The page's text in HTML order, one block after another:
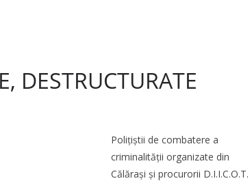
DESTRUCTURATE
Poliţiştii de combatere a
criminalităţii organizate din
Călăraşi şi procurorii D.I.I.C.O.T.